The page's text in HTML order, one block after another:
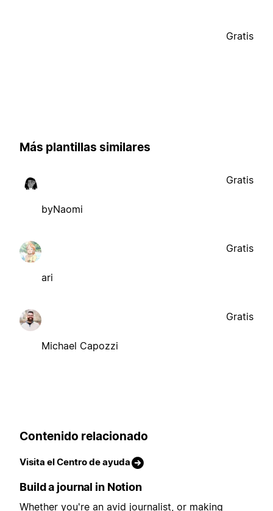
Gratis
Más plantillas similares
byNaomi
Gratis
ari
Gratis
Michael Capozzi
Gratis
Contenido relacionado
Visita el Centro de ayuda
Build a journal in Notion
Whether you're an avid journalist, or making